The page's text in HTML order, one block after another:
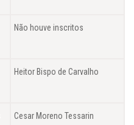
Não houve inscritos
Heitor Bispo de Carvalho
Cesar Moreno Tessarin